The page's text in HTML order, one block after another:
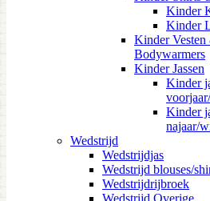
Kinder
Kinder
Kinder Vesten
Bodywarmers
Kinder Jassen
Kinder
Kinder
najaar/
Wedstrijd
Wedstrijdjas
Wedstrijd blouses/
Wedstrijdrijbroek